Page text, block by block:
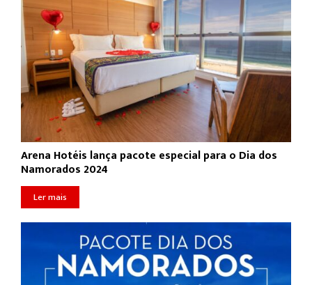
Arena Hotéis lança pacote especial para o Dia dos
Namorados 2024
Ler mais